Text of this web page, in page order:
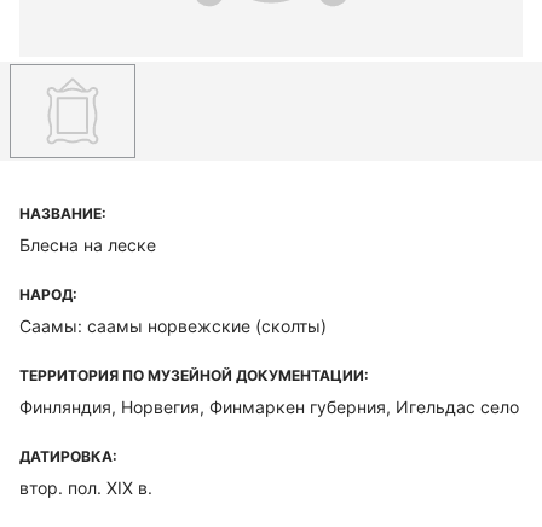
НАЗВАНИЕ:
Блесна на леске
НАРОД:
Саамы: саамы норвежские (сколты)
ТЕРРИТОРИЯ ПО МУЗЕЙНОЙ ДОКУМЕНТАЦИИ:
Финляндия, Норвегия, Финмаркен губерния, Игельдас село
ДАТИРОВКА:
втор. пол. XIX в.